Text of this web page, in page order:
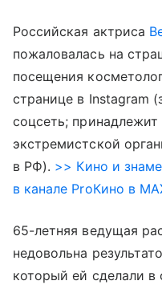
Российская актриса
пожаловалась на
посещения
странице в Instagram
соцсеть;
экстремистской
в РФ). >> Кино и
в канале ProКино в
65-летняя ведущая
недовольна
который ей сделали в